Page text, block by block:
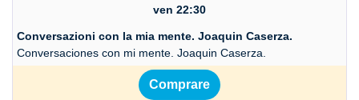
ven 22:30
Conversazioni con la mia mente. Joaquin Caserza.
Conversaciones con mi mente. Joaquin Caserza.
Comprare